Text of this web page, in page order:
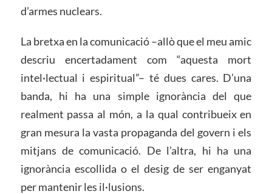
d’armes nuclears.
La bretxa en la comunicació –allò que el meu amic
descriu encertadament com “aquesta mort
intel·lectual i espiritual”– té dues cares. D’una
banda, hi ha una simple ignorància del que
realment passa al món, a la qual contribueix en
gran mesura la vasta propaganda del govern i els
mitjans de comunicació. De l’altra, hi ha una
ignorància escollida o el desig de ser enganyat
per mantenir les il·lusions.